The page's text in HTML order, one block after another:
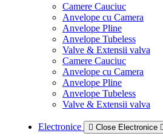
Camere Cauciuc
Anvelope cu Camera
Anvelope Pline
Anvelope Tubeless
Valve & Extensii valva
Camere Cauciuc
Anvelope cu Camera
Anvelope Pline
Anvelope Tubeless
Valve & Extensii valva
Electronice Close Electronice